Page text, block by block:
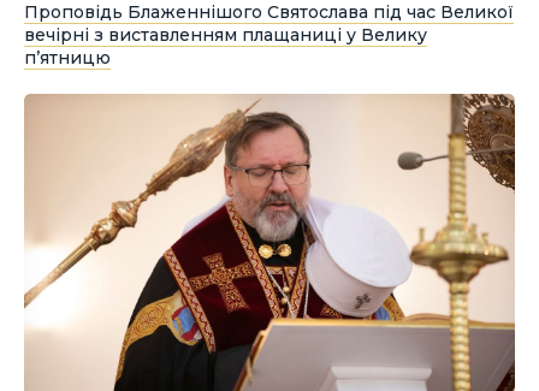
Проповідь Блаженнішого Святослава під час Великої
вечірні з виставленням плащаниці у Велику
п’ятницю